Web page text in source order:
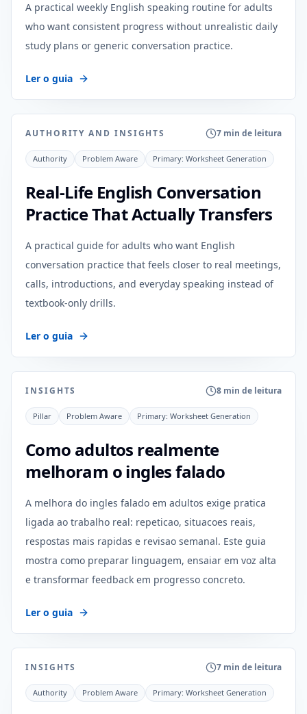
A practical weekly English speaking routine for adults
who want consistent progress without unrealistic daily
study plans or generic conversation practice.
Ler o guia
AUTHORITY AND INSIGHTS 7 min de leitura
Authority Problem Aware Primary: Worksheet Generation
Real-Life English Conversation
Practice That Actually Transfers
A practical guide for adults who want English
conversation practice that feels closer to real meetings,
calls, introductions, and everyday speaking instead of
textbook-only drills.
Ler o guia
INSIGHTS 8 min de leitura
Pillar Problem Aware Primary: Worksheet Generation
Como adultos realmente
melhoram o ingles falado
A melhora do ingles falado em adultos exige pratica
ligada ao trabalho real: repeticao, situacoes reais,
respostas mais rapidas e revisao semanal. Este guia
mostra como preparar linguagem, ensaiar em voz alta
e transformar feedback em progresso concreto.
Ler o guia
INSIGHTS 7 min de leitura
Authority Problem Aware Primary: Worksheet Generation